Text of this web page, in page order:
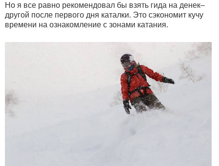
Но я все равно рекомендовал бы взять гида на денек–
другой после первого дня каталки. Это сэкономит кучу
времени на ознакомление с зонами катания.